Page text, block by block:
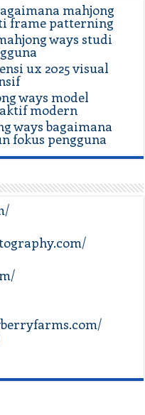
mahjong
frame patterning
ways studi
ux 2025 visual
ways model
modern
ways bagaimana
fokus pengguna